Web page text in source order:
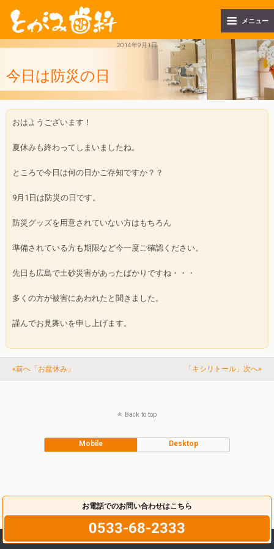
メニュー
2014年9月1日
今日は防災の日
おはようございます！
夏休みも終わってしまいましたね。
ところで今日は何の日かご存知ですか？？
9月1日は防災の日です。
防災グッズを用意されていない方はもちろん
準備されている方も期限など今一度ご確認ください。
先日も広島で土砂災害があったばかりですね・・・
多くの方が被害にあわれたと聞きました。
謹んでお見舞いを申し上げます。
«前へ「お盆休み」 「キシリトール」次へ»
お電話でのお問い合わせはこちら
0533-68-2333
Back to top
Mobile Desktop